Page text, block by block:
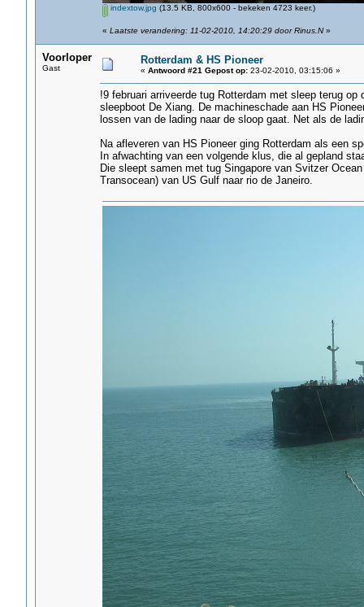
indextow.jpg (13.5 KB, 800x600 - bekeken 4723 keer.)
« Laatste verandering: 11-02-2010, 14:20:29 door Rinus.N»
Voorloper
Gast
Rotterdam & HS Pioneer
« Antwoord #21 Gepost op:23-02-2010, 03:15:06 »
!9 februari arriveerde tug Rotterdam met sleep terug
sleepboot De Xiang. De machineschade aan HS
lossen van de lading naar de sloop gaat. Net als de
Na afleveren van HS Pioneer ging Rotterdam als een
In afwachting van een volgende klus, die al gepland
Die sleept samen met tug Singapore van Svitzer
Transocean) van US Gulf naar rio de Janeiro.